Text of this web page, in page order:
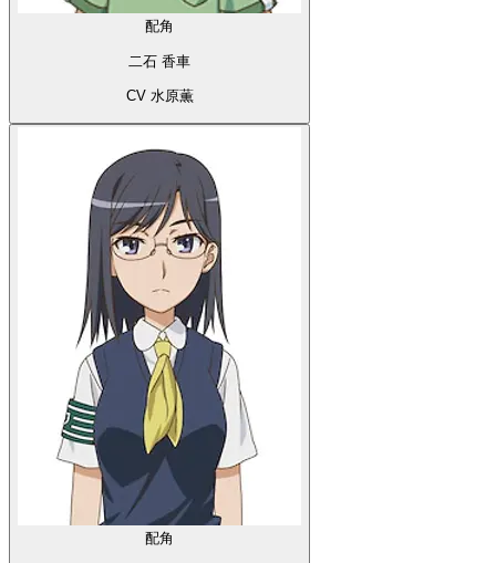
配角
二石 香車
CV 水原薫
配角